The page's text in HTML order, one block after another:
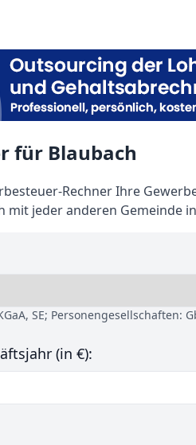
für Blaubach
Rechner Ihre
mit jeder anderen Gemeinde
SE; Personengesellschaften:
(in €):